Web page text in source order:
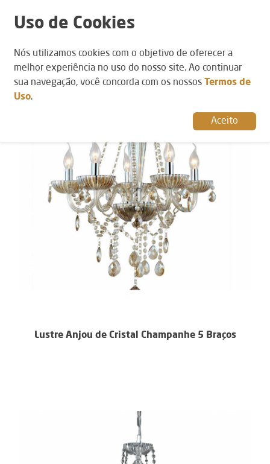
LUSTRES
Lustre Anjou de Cristal Champanhe 5 Braços
Uso de Cookies
Nós utilizamos cookies com o objetivo de oferecer a
melhor experiência no uso do nosso site. Ao continuar
sua navegação, você concorda com os nossos
Termos de
Uso.
Aceito